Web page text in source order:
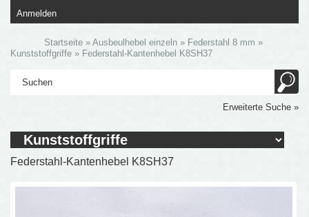
Anmelden
Startseite »Ausbeulhebel einzeln » Federstahl 8 mm »
Kunststoffgriffe » Federstahl-Kantenhebel K8SH37
Erweiterte Suche »
Federstahl-Kantenhebel K8SH37